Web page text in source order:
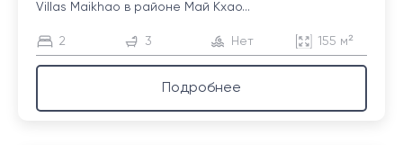
Villas Maikhao в районе Май Кхао...
2 3 Нет 155 м²
Подробнее